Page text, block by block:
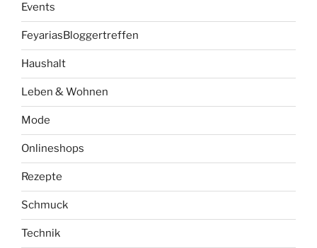
Events
FeyariasBloggertreffen
Haushalt
Leben & Wohnen
Mode
Onlineshops
Rezepte
Schmuck
Technik